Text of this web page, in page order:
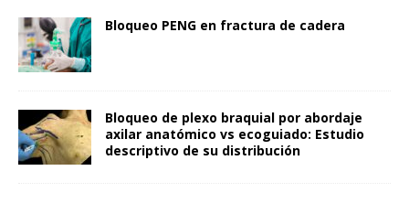
Bloqueo PENG en fractura de cadera
Bloqueo de plexo braquial por abordaje
axilar anatómico vs ecoguiado: Estudio
descriptivo de su distribución